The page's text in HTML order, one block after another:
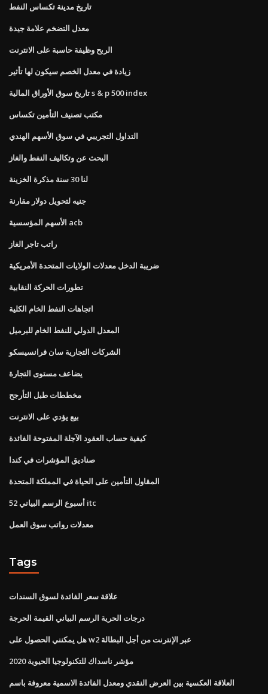
تاريخ مدينة تكساس النفط
معدل التضخم علامة جيدة
الربح وظيفة حاسبة على الانترنت
زيادة في معدل الخصم سيكون لها تأثير
تاريخ سوق الأوراق المالية s & p 500 index
مكتب تصنيف التأمين تكساس
التداول التجريبي في سوق الأسهم الهندي
البحث عن وتكاليف النفط والغاز
لنا 30 سنة مذكرة الخزينة
جنيه لتحويل دولار مقارنة
الأسهم المؤسسية acb
راتب تاجر الغاز
ضريبة الدخل معدلات الولايات المتحدة الأمريكية
تطورات الحركة النقابية
اتجاهات النفط الخام الكلية
المعدل الدولي للنفط الخام للبرميل
الشركات التجارية سان فرانسيسكو
يضاعف مستوى التجارة
مخططات طبل التأرجح
بيع يؤدي على الانترنت
كيفية حساب العقود الآجلة المفتوحة الفائدة
صناديق المؤشرات في كندا
المقاول التأمين على الحياة في المملكة المتحدة
52 أسبوع الرسم البياني itc
معدلات رواتب سوق العمل
Tags
علاقة سعر الفائدة لسوق السندات
درجات الحرية الرسم البياني القيمة الحرجة
هل يمكنني الحصول على w2 عبر الإنترنت من أجل البطالة
مؤشر ناسداك للتكنولوجيا الحيوية 2020
العلاقة العكسية بين العرض النقدي ومعدل الفائدة الاسمية معروفة باسم